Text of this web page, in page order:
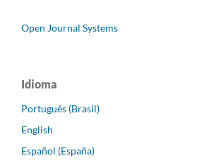
Open Journal Systems
Idioma
Português (Brasil)
English
Español (España)